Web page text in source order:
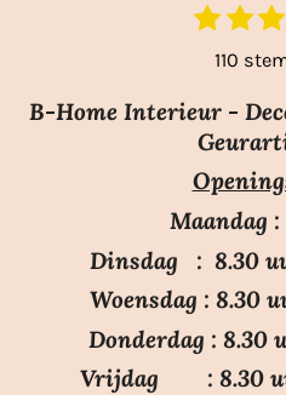
1
e
r
2
s
t
e
r
e
n
3
s
t
e
r
e
n
110
B-Home Interieur -
Maandag
Dinsdag : 8.30
Woensdag : 8.30
Donderdag : 8.30
Vrijdag : 8.30